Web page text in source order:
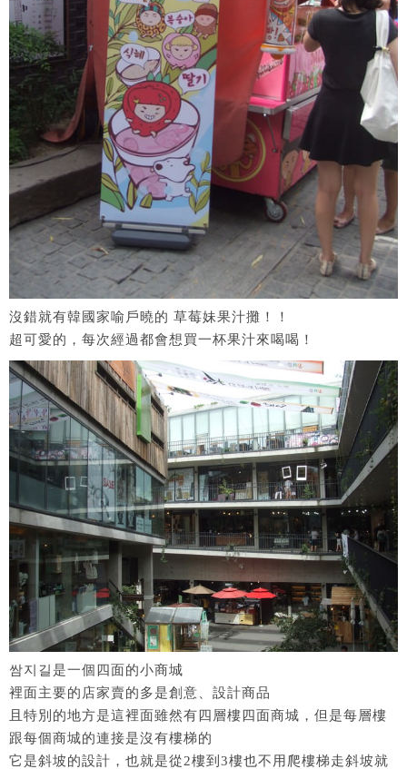
沒錯就有韓國家喻戶曉的 草莓妹果汁攤！！
超可愛的，每次經過都會想買一杯果汁來喝喝！
쌈지길是一個四面的小商城
裡面主要的店家賣的多是創意、設計商品
且特別的地方是這裡面雖然有四層樓四面商城，但是每層樓
跟每個商城的連接是沒有樓梯的
它是斜坡的設計，也就是從2樓到3樓也不用爬樓梯走斜坡就